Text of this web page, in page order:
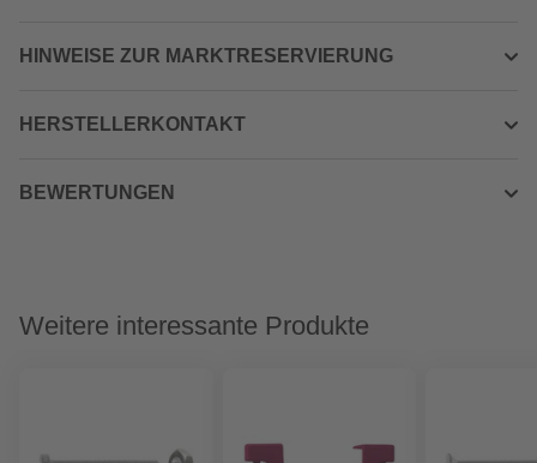
HINWEISE ZUR MARKTRESERVIERUNG
HERSTELLERKONTAKT
BEWERTUNGEN
Weitere interessante Produkte